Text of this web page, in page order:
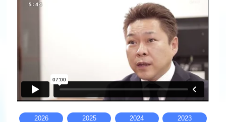
2026 2025 2024
2023